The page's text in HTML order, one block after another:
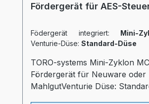
Fördergerät für AES-
Födergerät integriert: Mini-
Venturie-Düse: Standard-Düse
TORO-systems Mini-Zyklon
Fördergerät für Neuware oder
MahlgutVenturie Düse: